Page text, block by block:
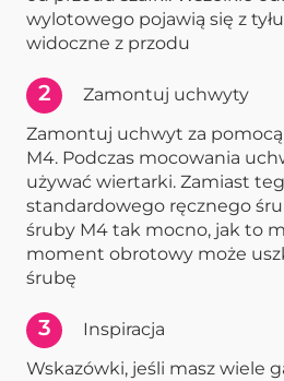
wylotowego pojawią się z
widoczne z przodu
2
Zamontuj uchwyty
Zamontuj uchwyt za pomocą
M4. Podczas mocowania
używać wiertarki. Zamiast
standardowego ręcznego
śruby M4 tak mocno, jak to
moment obrotowy może
śrubę
3
Inspiracja
Wskazówki, jeśli masz wiele